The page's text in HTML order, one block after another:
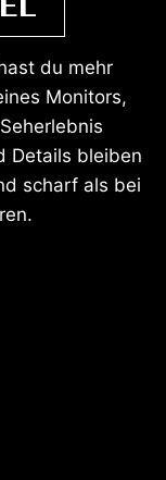
du mehr
Monitors,
Details bleiben
scharf als bei